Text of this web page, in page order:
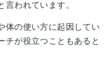
われています。
体の使い方に起因してい
チが役立つこともあると